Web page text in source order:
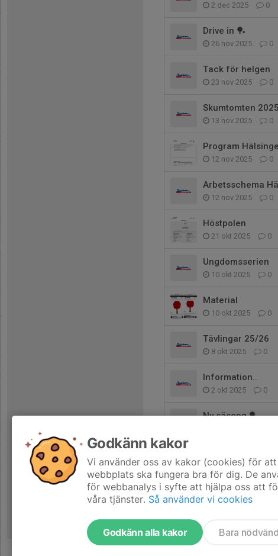
2 dec 2025 0
Drive in 🏓
26 nov 2025 0
Tack för helgen
23 nov 2025 0
Skumtomten 2025
13 nov 2025 0
Program
12 nov 2025 0
Arbetsschema
12 nov 2025 0
Höstpolen
21 okt 2025 0
Ungdomsserien
10 okt 2025 0
Material
10 okt 2025 0
Tävlingar 25/26
8 okt 2025 0
Information..
2 okt 2025 0
Ny säsong 🏓
23 mar 2025 0
Godkänn kakor
Vi använder oss av kakor (cookies) för
webbplats ska fungera bra för dig. De
för webbanalys i syfte att hjälpa oss att
våra tjänster. Så använder vi cookies
Godkänn alla kakor Bara